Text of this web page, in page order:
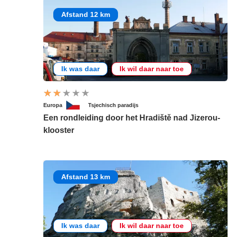
Afstand 12 km
Ik was daar Ik wil daar naar toe
Europa Tsjechisch paradijs
Een rondleiding door het Hradiště nad Jizerou-
klooster
Afstand 13 km
Ik was daar Ik wil daar naar toe